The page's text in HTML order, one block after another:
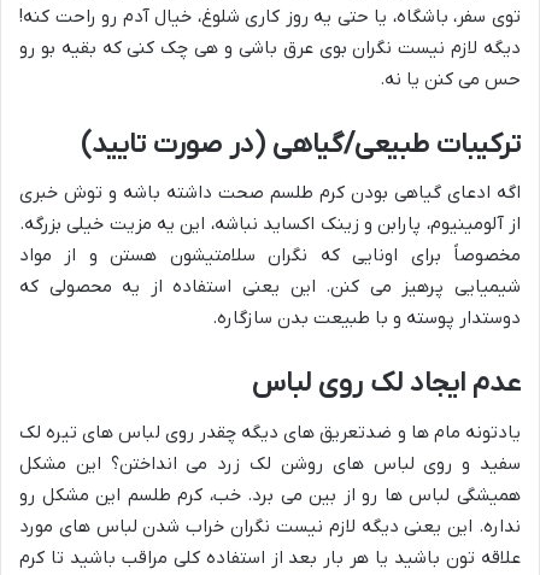
توی سفر، باشگاه، یا حتی یه روز کاری شلوغ، خیال آدم رو راحت کنه!
دیگه لازم نیست نگران بوی عرق باشی و هی چک کنی که بقیه بو رو
حس می کنن یا نه.
ترکیبات طبیعی/گیاهی (در صورت تایید)
اگه ادعای گیاهی بودن کرم طلسم صحت داشته باشه و توش خبری
از آلومینیوم، پارابن و زینک اکساید نباشه، این یه مزیت خیلی بزرگه.
مخصوصاً برای اونایی که نگران سلامتیشون هستن و از مواد
شیمیایی پرهیز می کنن. این یعنی استفاده از یه محصولی که
دوستدار پوسته و با طبیعت بدن سازگاره.
عدم ایجاد لک روی لباس
یادتونه مام ها و ضدتعریق های دیگه چقدر روی لباس های تیره لک
سفید و روی لباس های روشن لک زرد می انداختن؟ این مشکل
همیشگی لباس ها رو از بین می برد. خب، کرم طلسم این مشکل رو
نداره. این یعنی دیگه لازم نیست نگران خراب شدن لباس های مورد
علاقه تون باشید یا هر بار بعد از استفاده کلی مراقب باشید تا کرم